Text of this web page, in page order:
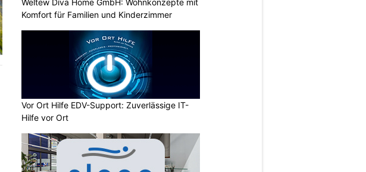
Weltew Diva Home GmbH: Wohnkonzepte mit
Komfort für Familien und Kinderzimmer
Vor Ort Hilfe EDV-Support: Zuverlässige IT-
Hilfe vor Ort